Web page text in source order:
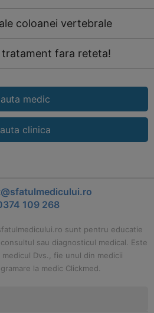
coloanei vertebrale
tratament fara reteta!
medic
clinica
109 268
sunt pentru educatie
sau diagnosticul medical. Este
Dvs., fie unul din medicii
la medic Clickmed.